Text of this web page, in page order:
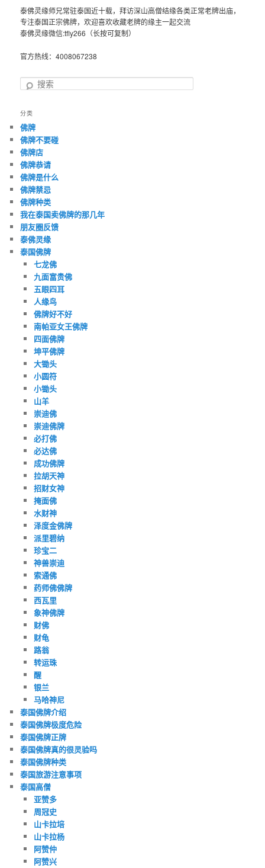
泰佛灵缘师兄常驻泰国近十载，拜访深山高僧结缘各类正常老牌出庙，
专注泰国正宗佛牌，欢迎喜欢收藏老牌的缘主一起交流
泰佛灵缘微信:tfly266（长按可复制）
官方热线：4008067238
搜
分类
佛牌
佛牌不要碰
佛牌店
佛牌恭请
佛牌是什么
佛牌禁忌
佛牌种类
我在泰国卖佛牌的那几年
朋友圈反馈
泰佛灵缘
泰国佛牌
七龙佛
九面富贵佛
五眼四耳
人缘鸟
佛牌好不好
南帕亚女王佛牌
四面佛牌
坤平佛牌
大锄头
小圆符
小锄头
山羊
崇迪佛
崇迪佛牌
必打佛
必达佛
成功佛牌
拉胡天神
招财女神
掩面佛
水财神
泽度金佛牌
派里碧纳
珍宝二
神兽崇迪
索通佛
药师佛佛牌
西瓦里
象神佛牌
财佛
财龟
路翁
转运珠
醒
银兰
马哈神尼
泰国佛牌介绍
泰国佛牌极度危险
泰国佛牌正牌
泰国佛牌真的很灵验吗
泰国佛牌种类
泰国旅游注意事项
泰国高僧
亚赞多
周冠史
山卡拉培
山卡拉杨
阿赞仲
阿赞兴